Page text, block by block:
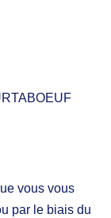
vous vous
par le biais du